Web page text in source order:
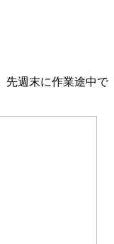
週末に作業途中で